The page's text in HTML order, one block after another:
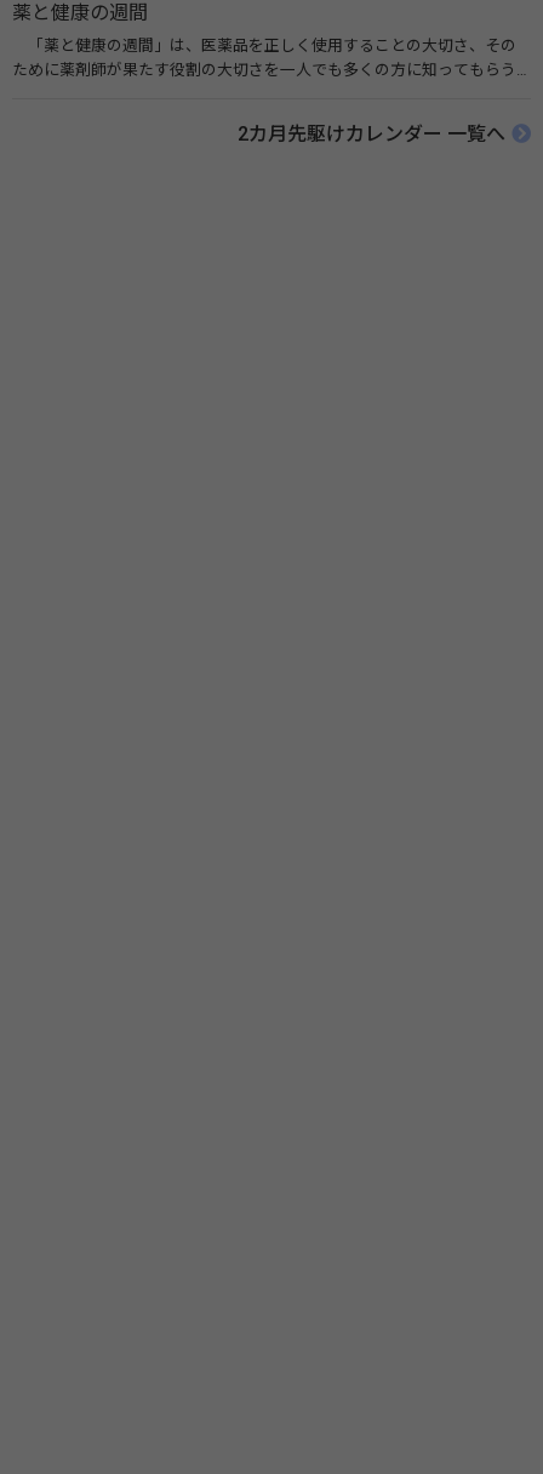
薬と健康の週間
「薬と健康の週間」は、医薬品を正しく使用することの大切さ、その
ために薬剤師が果たす役割の大切さを一人でも多くの方に知ってもらう
伝えたい！薬との付き合い方」（保健指導リソースガイド）
2カ月先駆けカレンダー 一覧へ